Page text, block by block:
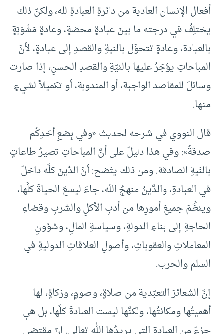
أفعال الإنسان العادية من دائرةِ العبادةِ لله، ولكنّ ذلك
يختلِفُ في درجته ما بينَ عبادةٍ محضةٍ، وعادةٍ مَشُوْبَةٍ
بالعبادة، وعادةٍ تتحوَّل بالنيةِ والقصدِ إلى عبادةٍ، لأنَّ
المباحاتِ يؤجَرُ عليها بالنيّةِ والقصدِ الحسنِ، إذا صارت
وسائلَ للمقاصد الواجبة، أو المندوبة، أو تكميلاً لشيءٍ
منها.
قال النووي في شرحه لحديث «وفي بِضعِ أحَدِكُم
صدقةٌ»: وفي هذا دليلٌ على أنَّ المباحاتِ تصيرُ طاعاتٍ
بالنّيةِ الصادقة. ومن ذلك يتّضح: أنَّ الدِّينَ كلَّه داخلٌ
في العبادةِ، والدَّينُ منهجُ الله، جاءَ ليسعَ الحياةَ كلَّها،
وينظِّمَ جميعَ أمورِها من أدبِ الأكلِ والشربِ وقضاءِ
الحاجةِ إلى بناءِ الدولةِ، وسياسةِ المالِ، وشؤونِ
المعاملاتِ والعقوباتِ، وأصولِ العلاقاتِ الدوليةِ في
السلم والحرب.
إنَّ الشعائرَ التعبّدية من صلاةٍ، وصومٍ، وزكاةٍ، لها
أهميتُها ومكانتُها، ولكنَّها ليست العبادةَ كلَّها، بل هي
جزءٌ من العبادةِ التي يريدُها الله تعالى. إنّ مقتضى